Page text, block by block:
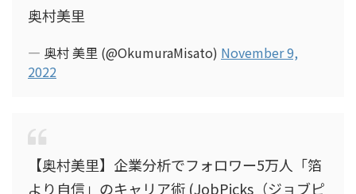
奥村美里
— 奥村 美里 (@OkumuraMisato) November 9,
2022
【奥村美里】企業分析でフォロワー5万人「箔
より自信」のキャリア術 (JobPicks（ジョブピ